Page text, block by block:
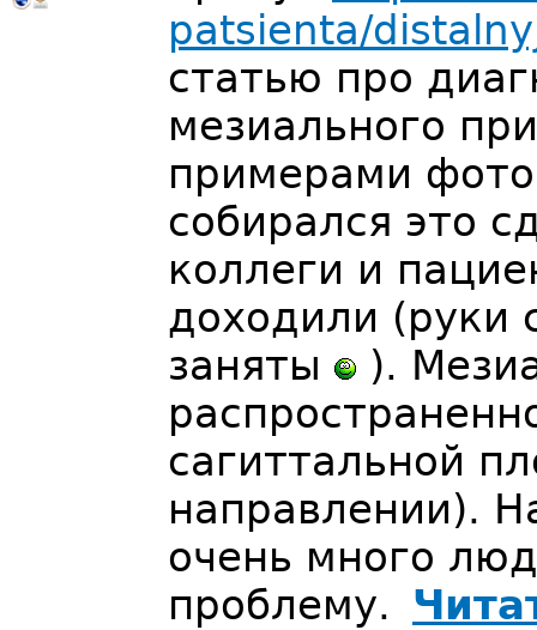
patsienta/
статью про
мезиального
примерами
собирался это
коллеги и
доходили (руки
заняты
).
сагиттальной
направлении).
очень много
проблему.